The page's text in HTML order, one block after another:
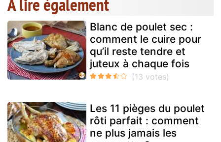
Blanc de poulet sec :
comment le cuire pour
qu’il reste tendre et
juteux à chaque fois
Les 11 pièges du poulet
rôti parfait : comment
ne plus jamais les